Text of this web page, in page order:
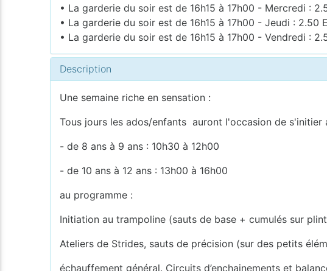
• La garderie du soir est de 16h15 à 17h00 - Mercredi :
• La garderie du soir est de 16h15 à 17h00 - Jeudi : 2.50
• La garderie du soir est de 16h15 à 17h00 - Vendredi :
Description
Une semaine riche en sensation :
Tous jours les ados/enfants auront l'occasion de s'initier
- de 8 ans à 9 ans : 10h30 à 12h00
- de 10 ans à 12 ans : 13h00 à 16h00
au programme :
Initiation au trampoline (sauts de base + cumulés sur
Ateliers de Strides, sauts de précision (sur des petits
échauffement général. Circuits d’enchainements et